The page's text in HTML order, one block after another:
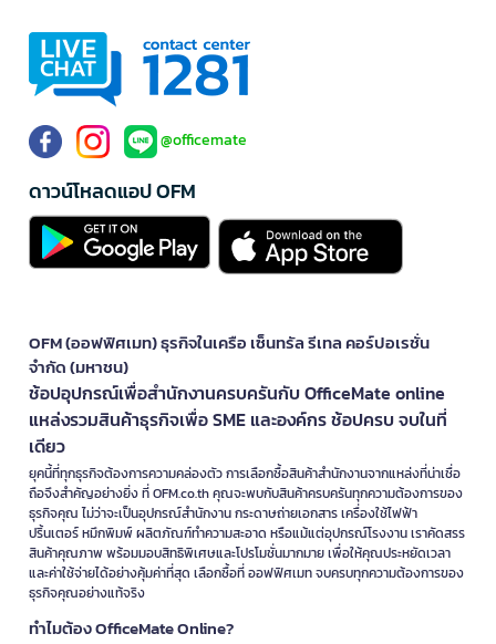
คอมพิวเตอร์ตั้งโต๊ะ
เหมาะสำหรับสำนักงาน งานประมวลผล งานกราฟิก หรือการใช้งานใน
ตำแหน่งประจำ มีให้เลือกหลายระดับสเปก ควรพิจารณาซอฟต์แวร์ที่ต้องใช้
ความสามารถในการอัปเกรด พอร์ตเชื่อมต่อ และอุปกรณ์ที่รวมมาในชุด
รวมซอฟต์แวร์สำนักงาน ระบบรักษาความปลอดภัย และโปรแกรมสำหรับ
งานเฉพาะด้าน ควรตรวจสอบจำนวนผู้ใช้งาน ระยะเวลาไลเซนส์ ระบบปฏิบัติ
การที่รองรับ และเงื่อนไขการติดตั้งก่อนสั่งซื้อ
และอุปกรณ์สมาร์ตโฮม ควรเลือกจากฟังก์ชัน ระบบที่รองรับ และความ
จำเป็นในการใช้งานจริง
อุปกรณ์ประกอบคอมพิวเตอร์
รวม RAM เมนบอร์ด การ์ดจอ พาวเวอร์ซัพพลาย และชิ้นส่วนสำหรับประกอบ
หรืออัปเกรดคอมพิวเตอร์ ควรตรวจสอบซ็อกเก็ต ขนาดเคส กำลังไฟ และ
ความเข้ากันได้ของทุกชิ้นส่วนก่อนติดตั้ง
เลือกอุปกรณ์ไอทีตามรูปแบบการใช้งาน
สำหรับงานเอกสารและงานสำนักงานทั่วไป
ควรเลือกคอมพิวเตอร์หรือโน้ตบุ๊กที่รองรับโปรแกรมสำนักงาน การประชุม
ออนไลน์ และการใช้งานหลายโปรแกรมพร้อมกันได้อย่างเหมาะสม พร้อม
อุปกรณ์พื้นฐาน เช่น เมาส์ คีย์บอร์ด เว็บแคม และชุดหูฟัง
@officemate
ดาวน์โหลดแอป OFM
OFM (ออฟฟิศเมท) ธุรกิจในเครือ เซ็นทรัล รีเทล คอร์ปอเรชั่น
จำกัด (มหาชน)
ช้อปอุปกรณ์เพื่อสำนักงานครบครันกับ OfficeMate online
แหล่งรวมสินค้าธุรกิจเพื่อ SME และองค์กร ช้อปครบ จบในที่
เดียว
ยุคนี้ที่ทุกธุรกิจต้องการความคล่องตัว การเลือกซื้อสินค้าสำนักงานจากแหล่งที่น่าเชื่อ
ถือจึงสำคัญอย่างยิ่ง ที่ OFM.co.th คุณจะพบกับสินค้าครบครันทุกความต้องการของ
ธุรกิจคุณ ไม่ว่าจะเป็นอุปกรณ์สำนักงาน กระดาษถ่ายเอกสาร เครื่องใช้ไฟฟ้า
ปริ้นเตอร์ หมึกพิมพ์ ผลิตภัณฑ์ทำความสะอาด หรือแม้แต่อุปกรณ์โรงงาน เราคัดสรร
สินค้าคุณภาพ พร้อมมอบสิทธิพิเศษและโปรโมชั่นมากมาย เพื่อให้คุณประหยัดเวลา
และค่าใช้จ่ายได้อย่างคุ้มค่าที่สุด เลือกซื้อที่ ออฟฟิศเมท จบครบทุกความต้องการของ
ธุรกิจคุณอย่างแท้จริง
ทำไมต้อง OfficeMate Online?